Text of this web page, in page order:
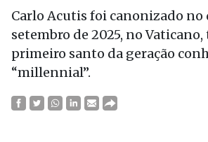
Carlo Acutis foi canonizado no
setembro de 2025, no
primeiro santo da geração
“millennial”.